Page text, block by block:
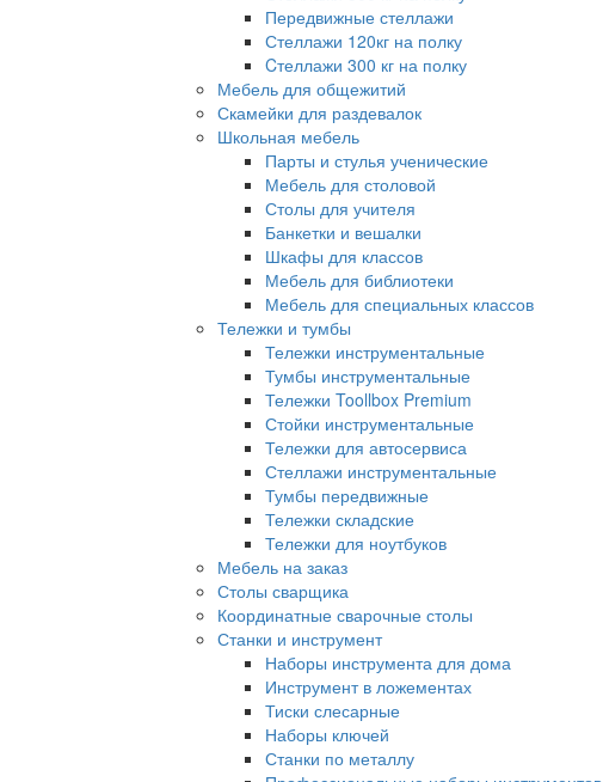
Передвижные стеллажи
Стеллажи 120кг на полку
Cтеллажи 300 кг на полку
Мебель для общежитий
Скамейки для раздевалок
Школьная мебель
Парты и стулья ученические
Мебель для столовой
Столы для учителя
Банкетки и вешалки
Шкафы для классов
Мебель для библиотеки
Мебель для специальных классов
Тележки и тумбы
Тележки инструментальные
Тумбы инструментальные
Тележки Toollbox Premium
Стойки инструментальные
Тележки для автосервиса
Стеллажи инструментальные
Тумбы передвижные
Тележки складские
Тележки для ноутбуков
Мебель на заказ
Столы сварщика
Координатные сварочные столы
Станки и инструмент
Наборы инструмента для дома
Инструмент в ложементах
Тиски слесарные
Наборы ключей
Станки по металлу